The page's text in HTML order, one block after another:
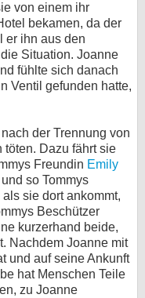
von einem ihr
bekamen, da der
er ihn aus den
Situation. Joanne
fühlte sich danach
Ventil gefunden hatte,
der Trennung von
töten. Dazu fährt sie
Freundin Emily
so Tommys
sie dort ankommt,
Beschützer
kurzerhand beide,
Nachdem Joanne mit
und auf seine Ankunft
hat Menschen Teile
zu Joanne